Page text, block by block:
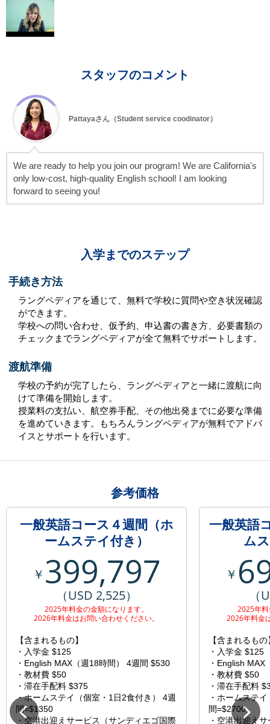
スタッフのコメント
Pattayaさん（Student service coodinator）
We are ready to help you join our program! We are California's
only low-cost, high-quality English school! I am looking
forward to seeing you!
入学までのステップ
手続き方法
ラングペディアを通じて、無料で学校に質問や空き状況確認
ができます。
学校への問い合わせ、仮予約、申込書の書き方、必要書類の
チェックまでラングペディアが全て無料でサポートします。
渡航準備
学校の予約が完了したら、ラングペディアと一緒に渡航に向
けて準備を開始します。
授業料の支払い、航空券手配、その他出発までに必要な準備
を進めていきます。もちろんラングペディアが無料でアドバ
イスとサポートを行います。
参考価格
一般英語コース４週間（ホ
ームステイ付き）
￥ 399,797
（USD 2,525）
2025年料金の金額になります。
2026年料金はお問い合わせください。
【含まれるもの】
・入学金 $125
・English MAX（週18時間） 4週間 $530
・教材費 $50
・滞在手配料 $375
・ホームステイ（個室・1日2食付き） 4週
間=$1350
・空港出迎えサービス（サンディエゴ国際
一般英語
ム
￥
2025年
2026年料金
【含まれるもの
・入学金 $125
・English
・教材費 $50
・滞在手配料
・ホームステ
間=$2700
・空港出迎え